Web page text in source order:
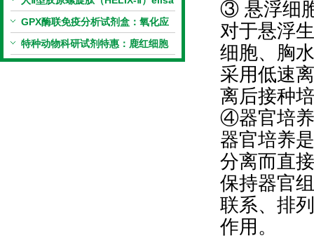
试剂盒科研优惠活动开启
GPX酶联免疫分析试剂盒：氧化应
激研究精准检测工具
特种动物科研试剂特惠：鹿红细胞
膜蛋白(EMP)ELISA试剂盒让利活
③ 悬浮细
对于悬浮
细胞、胸
采用低速
离后接种
④器官培养
器官培养
分离而直
保持器官
联系、排
作用。